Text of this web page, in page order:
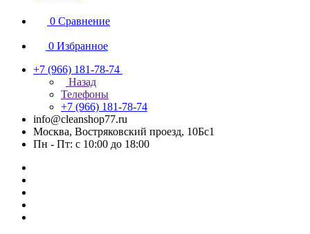
0 Сравнение
0 Избранное
+7 (966) 181-78-74
Назад
Телефоны
+7 (966) 181-78-74
info@cleanshop77.ru
Москва, Востряковский проезд, 10Бс1
Пн - Пт: с 10:00 до 18:00